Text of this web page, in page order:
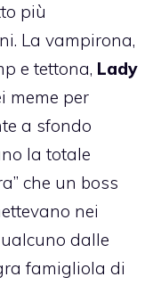
più
La vampirona,
e tettona, Lady
meme per
a sfondo
la totale
che un boss
nei
dalle
famigliola di